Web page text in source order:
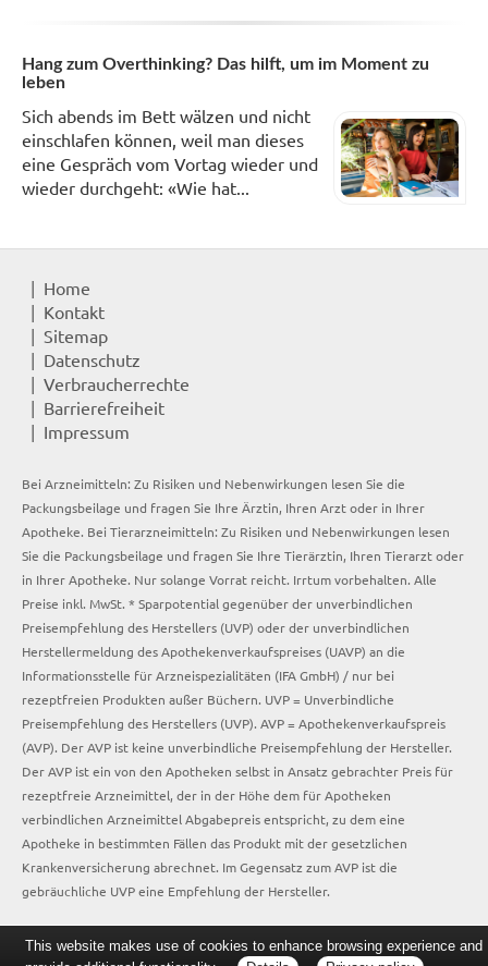
Hang zum Overthinking? Das hilft, um im Moment zu
leben
Sich abends im Bett wälzen und nicht
einschlafen können, weil man dieses
eine Gespräch vom Vortag wieder und
wieder durchgeht: «Wie hat...
Home
Kontakt
Sitemap
Datenschutz
Verbraucherrechte
Barrierefreiheit
Impressum
Bei Arzneimitteln: Zu Risiken und Nebenwirkungen lesen Sie die
Packungsbeilage und fragen Sie Ihre Ärztin, Ihren Arzt oder in Ihrer
Apotheke. Bei Tierarzneimitteln: Zu Risiken und Nebenwirkungen lesen
Sie die Packungsbeilage und fragen Sie Ihre Tierärztin, Ihren Tierarzt oder
in Ihrer Apotheke. Nur solange Vorrat reicht. Irrtum vorbehalten. Alle
Preise inkl. MwSt. * Sparpotential gegenüber der unverbindlichen
Preisempfehlung des Herstellers (UVP) oder der unverbindlichen
Herstellermeldung des Apothekenverkaufspreises (UAVP) an die
Informationsstelle für Arzneispezialitäten (IFA GmbH) / nur bei
rezeptfreien Produkten außer Büchern. UVP = Unverbindliche
Preisempfehlung des Herstellers (UVP). AVP = Apothekenverkaufspreis
(AVP). Der AVP ist keine unverbindliche Preisempfehlung der Hersteller.
Der AVP ist ein von den Apotheken selbst in Ansatz gebrachter Preis für
rezeptfreie Arzneimittel, der in der Höhe dem für Apotheken
verbindlichen Arzneimittel Abgabepreis entspricht, zu dem eine
Apotheke in bestimmten Fällen das Produkt mit der gesetzlichen
Krankenversicherung abrechnet. Im Gegensatz zum AVP ist die
gebräuchliche UVP eine Empfehlung der Hersteller.
This website makes use of cookies to enhance browsing experience and